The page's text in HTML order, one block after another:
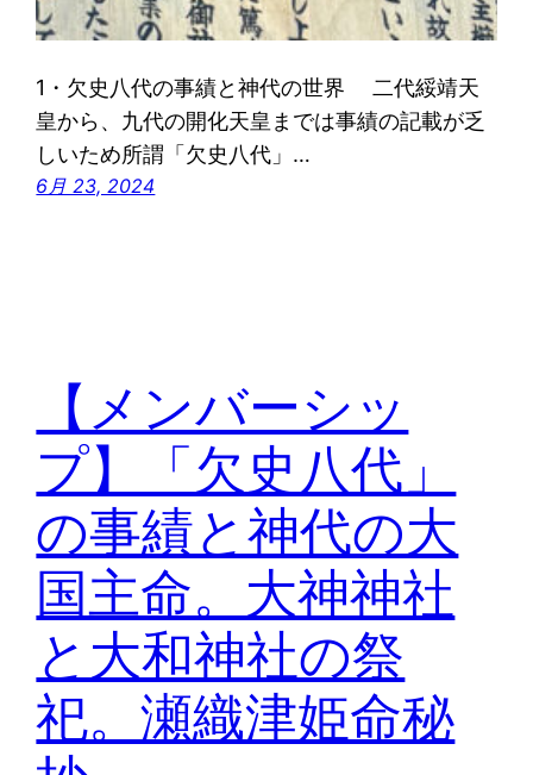
1・欠史八代の事績と神代の世界 二代綏靖天
皇から、九代の開化天皇までは事績の記載が乏
しいため所謂「欠史八代」…
6月 23, 2024
【メンバーシッ
プ】「欠史八代」
の事績と神代の大
国主命。大神神社
と大和神社の祭
祀。瀬織津姫命秘